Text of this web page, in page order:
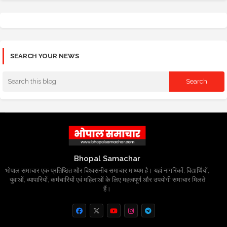
SEARCH YOUR NEWS
Bhopal Samachar
भोपाल समाचार एक प्रतिष्ठित और विश्वसनीय समाचार माध्यम है। यहां नागरिकों, विद्यार्थियों,
युवाओं, व्यापारियों, कर्मचारियों एवं महिलाओं के लिए महत्वपूर्ण और उपयोगी समाचार मिलते
हैं।